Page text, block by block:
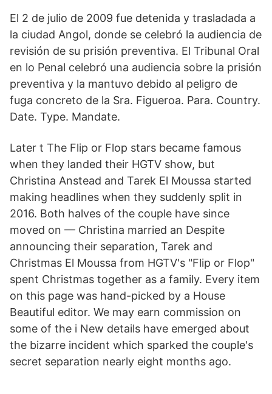
El 2 de julio de 2009 fue detenida y trasladada a
la ciudad Angol, donde se celebró la audiencia de
revisión de su prisión preventiva. El Tribunal Oral
en lo Penal celebró una audiencia sobre la prisión
preventiva y la mantuvo debido al peligro de
fuga concreto de la Sra. Figueroa. Para. Country.
Date. Type. Mandate.
Later t The Flip or Flop stars became famous
when they landed their HGTV show, but
Christina Anstead and Tarek El Moussa started
making headlines when they suddenly split in
2016. Both halves of the couple have since
moved on — Christina married an Despite
announcing their separation, Tarek and
Christmas El Moussa from HGTV's "Flip or Flop"
spent Christmas together as a family. Every item
on this page was hand-picked by a House
Beautiful editor. We may earn commission on
some of the i New details have emerged about
the bizarre incident which sparked the couple's
secret separation nearly eight months ago.